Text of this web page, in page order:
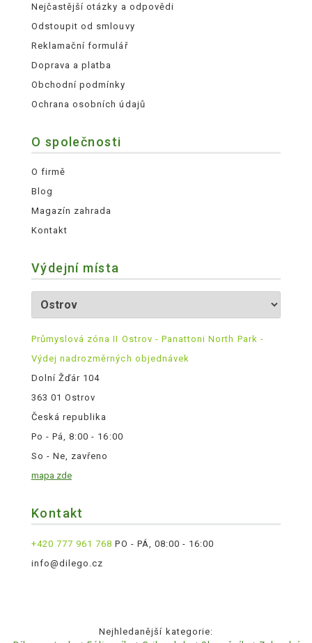
Nejčastější otázky a odpovědi
Odstoupit od smlouvy
Reklamační formulář
Doprava a platba
Obchodní podmínky
Ochrana osobních údajů
O společnosti
O firmě
Blog
Magazín zahrada
Kontakt
Výdejní místa
Průmyslová zóna II Ostrov - Panattoni North Park -
Výdej nadrozměrných objednávek
Dolní Žďár 104
363 01 Ostrov
Česká republika
Po - Pá, 8:00 - 16:00
So - Ne, zavřeno
mapa zde
Kontakt
+420 777 961 768 PO - PÁ, 08:00 - 16:00
info@dilego.cz
Nejhledanější kategorie: